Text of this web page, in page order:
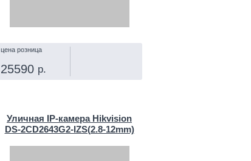
цена розница
25590 р.
Уличная IP‑камера Hikvision
DS-2CD2643G2-IZS(2.8-12mm)